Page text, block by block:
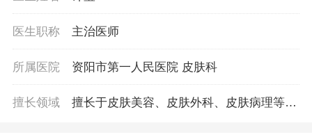
医生职称 主治医师
所属医院 资阳市第一人民医院 皮肤科
擅长领域
擅长于皮肤美容、皮肤外科、皮肤病理等领